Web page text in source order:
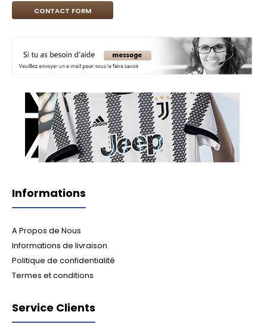
CONTACT FORM
Informations
A Propos de Nous
Informations de livraison
Politique de confidentialité
Termes et conditions
Service Clients